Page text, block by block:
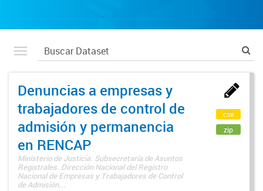
Denuncias a empresas y
trabajadores de control de
admisión y permanencia
en RENCAP
Ministerio de Justicia. Subsecretaría de Asuntos
Registrales. Dirección Nacional del Registro
Nacional de Empresas y Trabajadores de Control
de Admisión...
csv
zip